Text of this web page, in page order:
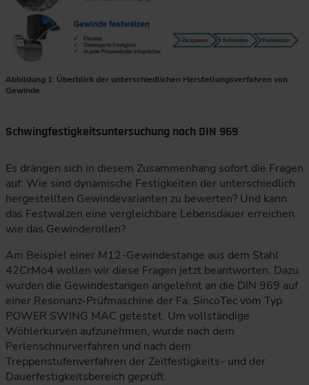
Abbildung 1: Überblick der unterschiedlichen Herstellungsverfahren von
Gewinde
Schwingfestigkeitsuntersuchung nach DIN 969
Es drängen sich in diesem Zusammenhang sofort die Fragen
auf: Wie sind dynamische Festigkeiten der unterschiedlich
hergestellten Gewindevarianten zu bewerten? Und kann
das Festwalzen eine vergleichbare Lebensdauer erreichen
wie das Gewinderollen?
Am Beispiel einer M12-Gewindestange aus dem Stahl
42CrMo4 wollen wir diese Fragen jetzt beantworten. Dazu
wurden die Gewindestangen angelehnt an die DIN 969 auf
einer Resonanz-Prüfmaschine der Fa. SincoTec vom Typ
POWER SWING MAC getestet. Um vollständige
Wöhlerkurven aufzunehmen, wurde nach dem
Perlenschnurverfahren und nach dem
Treppenstufenverfahren der Zeitfestigkeits- und der
Dauerfestigkeitsbereich geprüft.